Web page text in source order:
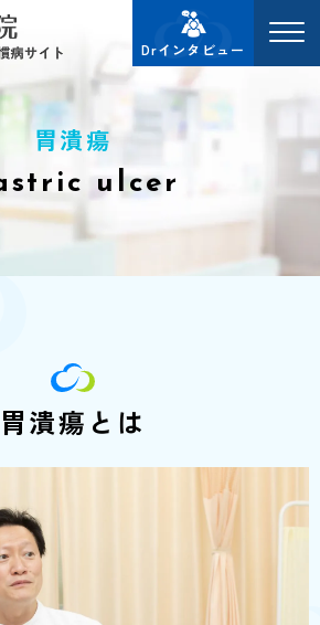
Drインタビュー
胃潰瘍
ulcer
胃潰瘍とは